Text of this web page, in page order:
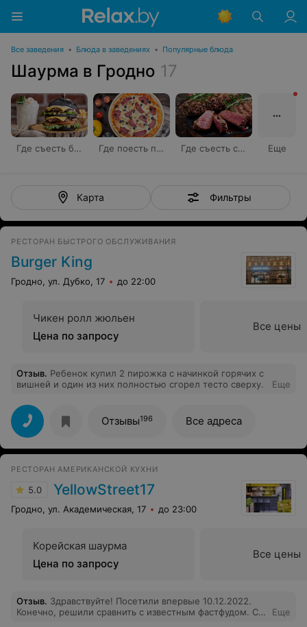
Все заведения • Блюда в заведениях • Популярные блюда
Шаурма в Гродно 17
Где съесть бургер Где поесть пиццу Где съесть стейк Еще
Карта Фильтры
РЕСТОРАН БЫСТРОГО ОБСЛУЖИВАНИЯ
Burger King
Гродно, ул. Дубко, 17 до 22:00
Чикен ролл жюльен
Цена по запросу
Все цены
Отзыв. Ребенок купил 2 пирожка с начинкой горячих с
вишней и один из них полностью сгорел тесто сверху.
Еще
Отзывы196 Все адреса
РЕСТОРАН АМЕРИКАНСКОЙ КУХНИ
5.0 YellowStreet17
Гродно, ул. Академическая, 17 до 23:00
Корейская шаурма
Цена по запросу
Все цены
Отзыв. Здравствуйте! Посетили впервые 10.12.2022.
Конечно, решили сравнить с известным фастфудом. С
Еще